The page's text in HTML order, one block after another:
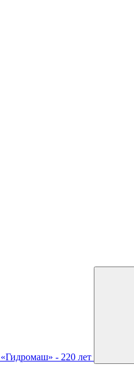
«Гидромаш» - 220 лет